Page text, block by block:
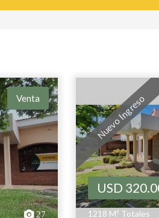
Venta
27
Nuevo Ingreso
USD
1218 M² Totales